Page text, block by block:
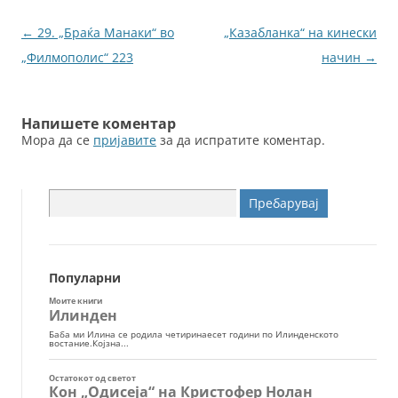
o
o
g
Навигација
за
← 29. „Браќа Манаки“ во
„Филмополис“ 223
„Казабланка“ на кинески
начин →
Напишете коментар
Мора да се пријавите за да испратите коментар.
за:
Популарни